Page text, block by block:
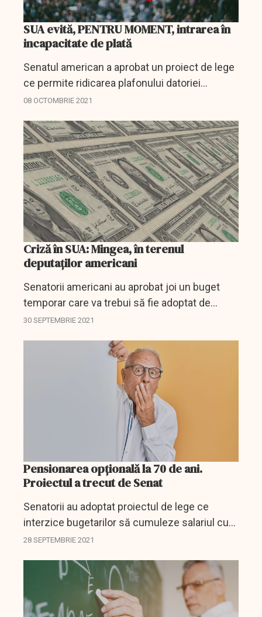
SUA evită, PENTRU MOMENT, intrarea în
incapacitate de plată
Senatul american a aprobat un proiect de lege
ce permite ridicarea plafonului datoriei
Statelor Unite până în decembrie şi, prin
intrare în...
08 OCTOMBRIE 2021
Criză în SUA: Mingea, în terenul
deputaților americani
Senatorii americani au aprobat joi un buget
temporar care va trebui să fie adoptat de
Camera Reprezentanţilor şi apoi promulgat
Biden pentru a evita...
30 SEPTEMBRIE 2021
Pensionarea opțională la 70 de ani.
Proiectul a trecut de Senat
Senatorii au adoptat proiectul de lege ce
interzice bugetarilor să cumuleze salariul cu
pensia. Documnetul merge acum în Camera
28 SEPTEMBRIE 2021